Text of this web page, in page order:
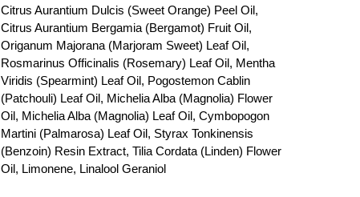
Citrus Aurantium Dulcis (Sweet Orange) Peel Oil,
Citrus Aurantium Bergamia (Bergamot) Fruit Oil,
Origanum Majorana (Marjoram Sweet) Leaf Oil,
Rosmarinus Officinalis (Rosemary) Leaf Oil, Mentha
Viridis (Spearmint) Leaf Oil, Pogostemon Cablin
(Patchouli) Leaf Oil, Michelia Alba (Magnolia) Flower
Oil, Michelia Alba (Magnolia) Leaf Oil, Cymbopogon
Martini (Palmarosa) Leaf Oil, Styrax Tonkinensis
(Benzoin) Resin Extract, Tilia Cordata (Linden) Flower
Oil, Limonene, Linalool Geraniol